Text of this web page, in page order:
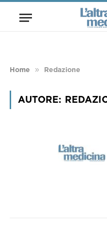
Home » Redazione
AUTORE: